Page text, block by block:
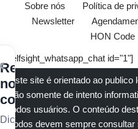
Sobre nós Política de
Newsletter
HON Code
[elfsight_whatsapp_chat id="1"]
Este site é orientado ao publico
são somente de intento
todos usuários. O conteúdo
Todos devem sempre consultar
Receba
nossos
conteúdos
Dicas